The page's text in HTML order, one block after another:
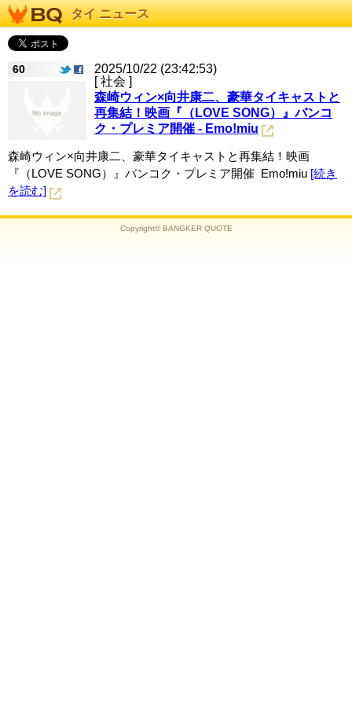
タイ ニュース
60
2025/10/22 (23:42:53)
[ 社会 ]
森崎ウィン×向井康二、豪華タイキャストと
再集結！映画『（LOVE SONG）』バンコ
ク・プレミア開催 - Emo!miu
森崎ウィン×向井康二、豪華タイキャストと再集結！映画
『（LOVE SONG）』バンコク・プレミア開催 Emo!miu [続き
を読む]
Copyright© BANGKER QUOTE